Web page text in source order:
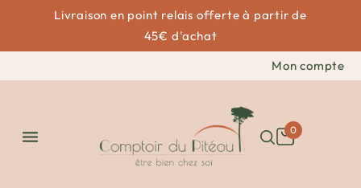
Livraison en point relais offerte à partir de
45€ d'achat
Mon compte
 0